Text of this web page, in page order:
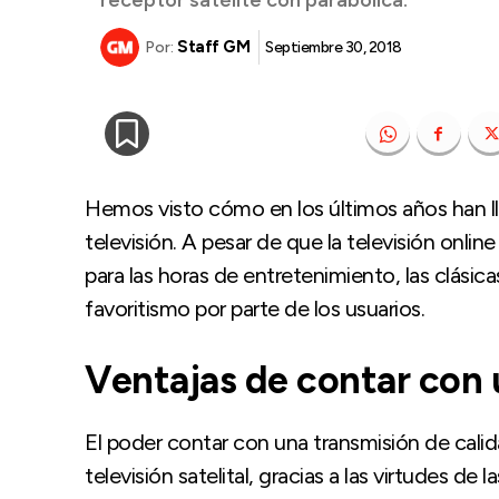
Por: Staff GM Septiembre 30, 2018
Hemos visto cómo en los últimos años han
televisión. A pesar de que la televisión
para las horas de entretenimiento, las
favoritismo por parte de los usuarios.
Ventajas de contar
El poder contar con una transmisión de
televisión satelital, gracias a las virtudes de